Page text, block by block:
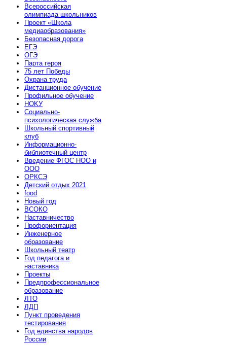
Всероссийская
олимпиада школьников
Проект «Школа
медиаобразования»
Безопасная дорога
ЕГЭ
ОГЭ
Парта героя
75 лет Победы
Охрана труда
Дистанционное обучение
Профильное обучение
HOKУ
Социально-
психологическая служба
Школьный спортивный
клуб
Информационно-
библиотечный центр
Введение ФГОС НОО и
ООО
ОРКСЭ
Детский отдых 2021
food
Новый год
ВСОКО
Наставничество
Профориентация
Инженерное
образование
Школьный театр
Год педагога и
наставника
Проекты
Предпрофессиональное
образование
ЛТО
ЛДП
Пункт проведения
тестирования
Год единства народов
России